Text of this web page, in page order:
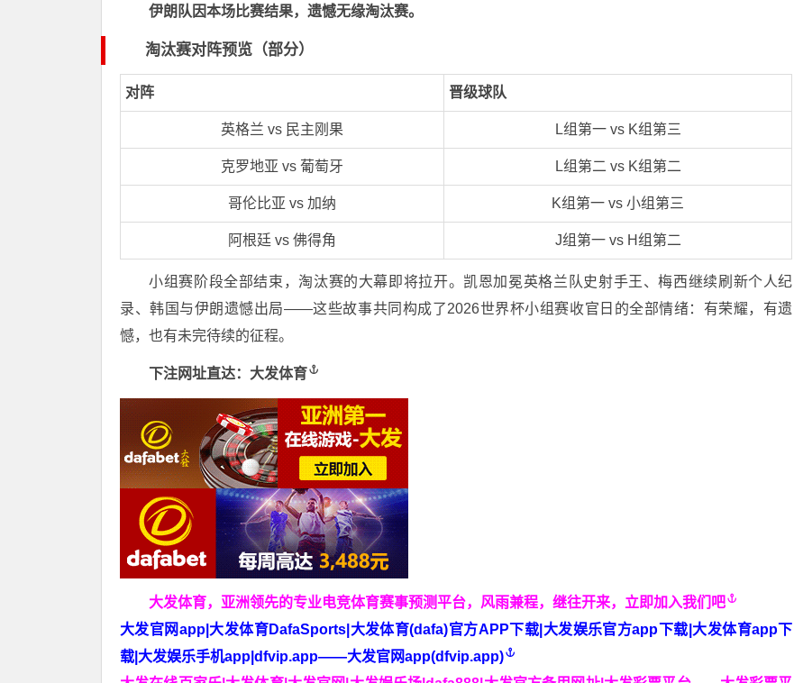
伊朗队因本场比赛结果，遗憾无缘淘汰赛。
淘汰赛对阵预览（部分）
对阵 晋级球队
英格兰 vs 民主刚果 L组第一 vs K组第三
克罗地亚 vs 葡萄牙 L组第二 vs K组第二
哥伦比亚 vs 加纳 K组第一 vs 小组第三
阿根廷 vs 佛得角 J组第一 vs H组第二
小组赛阶段全部结束，淘汰赛的大幕即将拉开。凯恩加冕英格兰队史射手王、梅西继续刷新个人纪
录、韩国与伊朗遗憾出局——这些故事共同构成了2026世界杯小组赛收官日的全部情绪：有荣耀，有遗
憾，也有未完待续的征程。
下注网址直达： 大发体育
大发体育，亚洲领先的专业电竞体育赛事预测平台，风雨兼程，继往开来，立即加入我们吧
大发官网app|大发体育DafaSports|大发体育(dafa)官方APP下载|大发娱乐官方app下载|大发体育app下
载|大发娱乐手机app|dfvip.app——大发官网app(dfvip.app)